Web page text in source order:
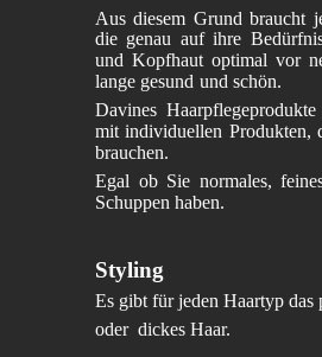
Aus diesem Grund braucht
die genau auf ihre
und Kopfhaut optimal vor
lange gesund und schön.
Davines
mit individuellen Produkten,
brauchen.
Egal ob Sie normales,
Schuppen haben.
Styling
Es gibt für jeden Haartyp
oder  dickes Haar.